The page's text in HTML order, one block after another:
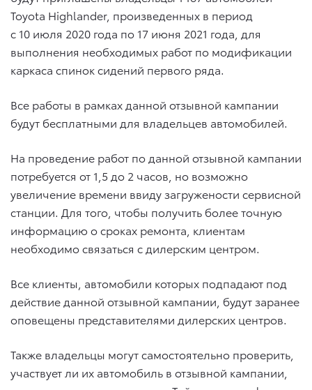
Toyota Highlander, произведенных в период
с 10 июля 2020 года по 17 июня 2021 года, для
выполнения необходимых работ по модификации
каркаса спинок сидений первого ряда.
Все работы в рамках данной отзывной кампании
будут бесплатными для владельцев автомобилей.
На проведение работ по данной отзывной кампании
потребуется от 1,5 до 2 часов, но возможно
увеличение времени ввиду загружености сервисной
станции. Для того, чтобы получить более точную
информацию о сроках ремонта, клиентам
необходимо связаться с дилерским центром.
Все клиенты, автомобили которых подпадают под
действие данной отзывной кампании, будут заранее
оповещены представителями дилерских центров.
Также владельцы могут самостоятельно проверить,
участвует ли их автомобиль в отзывной кампании,